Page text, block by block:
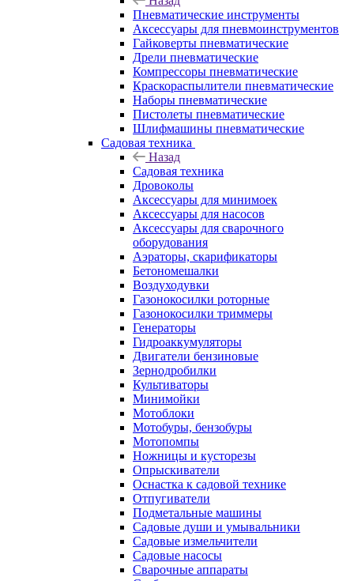
Пневматические инструменты
Аксессуары для пневмоинструментов
Гайковерты пневматические
Дрели пневматические
Компрессоры пневматические
Краскораспылители пневматические
Наборы пневматические
Пистолеты пневматические
Шлифмашины пневматические
Садовая техника
Назад
Садовая техника
Дровоколы
Аксессуары для минимоек
Аксессуары для насосов
Аксессуары для сварочного
оборудования
Аэраторы, скарификаторы
Бетономешалки
Воздуходувки
Газонокосилки роторные
Газонокосилки триммеры
Генераторы
Гидроаккумуляторы
Двигатели бензиновые
Зернодробилки
Культиваторы
Минимойки
Мотоблоки
Мотобуры, бензобуры
Мотопомпы
Ножницы и кусторезы
Опрыскиватели
Оснастка к садовой технике
Отпугиватели
Подметальные машины
Садовые души и умывальники
Садовые измельчители
Садовые насосы
Сварочные аппараты